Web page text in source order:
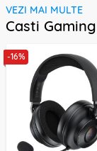
VEZI MAI MULTE
Casti Gaming
-16%